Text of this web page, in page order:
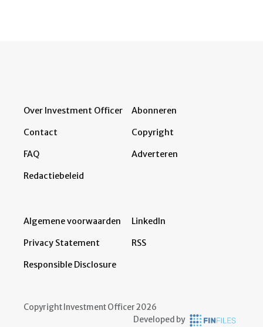
Over Investment Officer
Contact
FAQ
Redactiebeleid
Abonneren
Copyright
Adverteren
Algemene voorwaarden
Privacy Statement
Responsible Disclosure
LinkedIn
RSS
Copyright Investment Officer 2026
Developed by